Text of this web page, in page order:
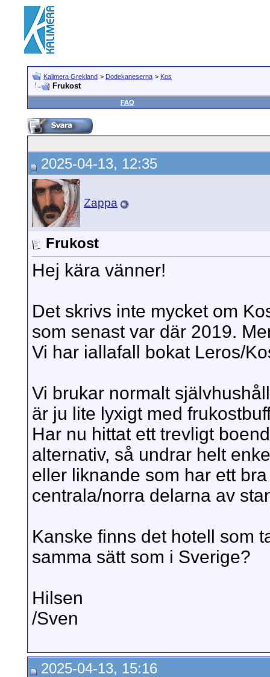
Kalimera Grekland > Dodekaneserna > Kos
Frukost
FAQ
2025-04-13, 12:35
Zappa
Frukost
Hej kära vänner!
Det skrivs inte mycket om
som senast var där 2019.
Vi har iallafall bokat Leros/
Vi brukar normalt
är ju lite lyxigt med
Har nu hittat ett trevligt
alternativ, så undrar helt
eller liknande som har ett
centrala/norra delarna av
Kanske finns det hotell som
samma sätt som i Sverige?
Hilsen
/Sven
2025-04-13, 15:16